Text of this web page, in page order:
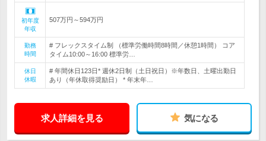
初年度
年収
507万円～594万円
勤務
時間
# フレックスタイム制 （標準労働時間8時間／休憩1時間） コア
タイム10:00～16:00 標準労…
休日
休暇
# 年間休日123日* 週休2日制（土日祝日）※年数日、土曜出勤日
あり（年休取得奨励日） * 年末年…
求人詳細を見る 気になる